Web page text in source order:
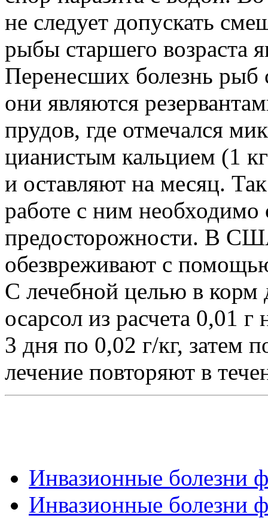
не следует допускать
рыбы старшего возраста
Перенесших болезнь рыб
они являются
прудов, где отмечался
цианистым кальцием (1
и оставляют на месяц.
работе с ним
предосторожности. В
обезвреживают с
С лечебной целью в корм
осарсол из расчета 0,01
3 дня по 0,02 г/кг, затем
лечение повторяют в
Инвазионные болезни
Инвазионные болезни